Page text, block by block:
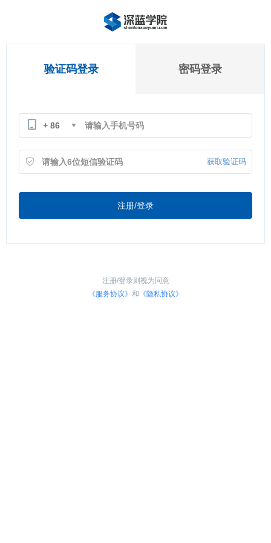
验证码登录 密码登录
+ 86
获取验证码
注册/登录
注册/登录则视为同意
《服务协议》 和 《隐私协议》